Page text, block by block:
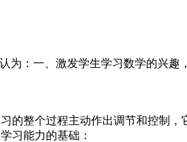
：一、激发学生学习数学的兴
的整个过程主动作出调节和控制
习能力的基础：